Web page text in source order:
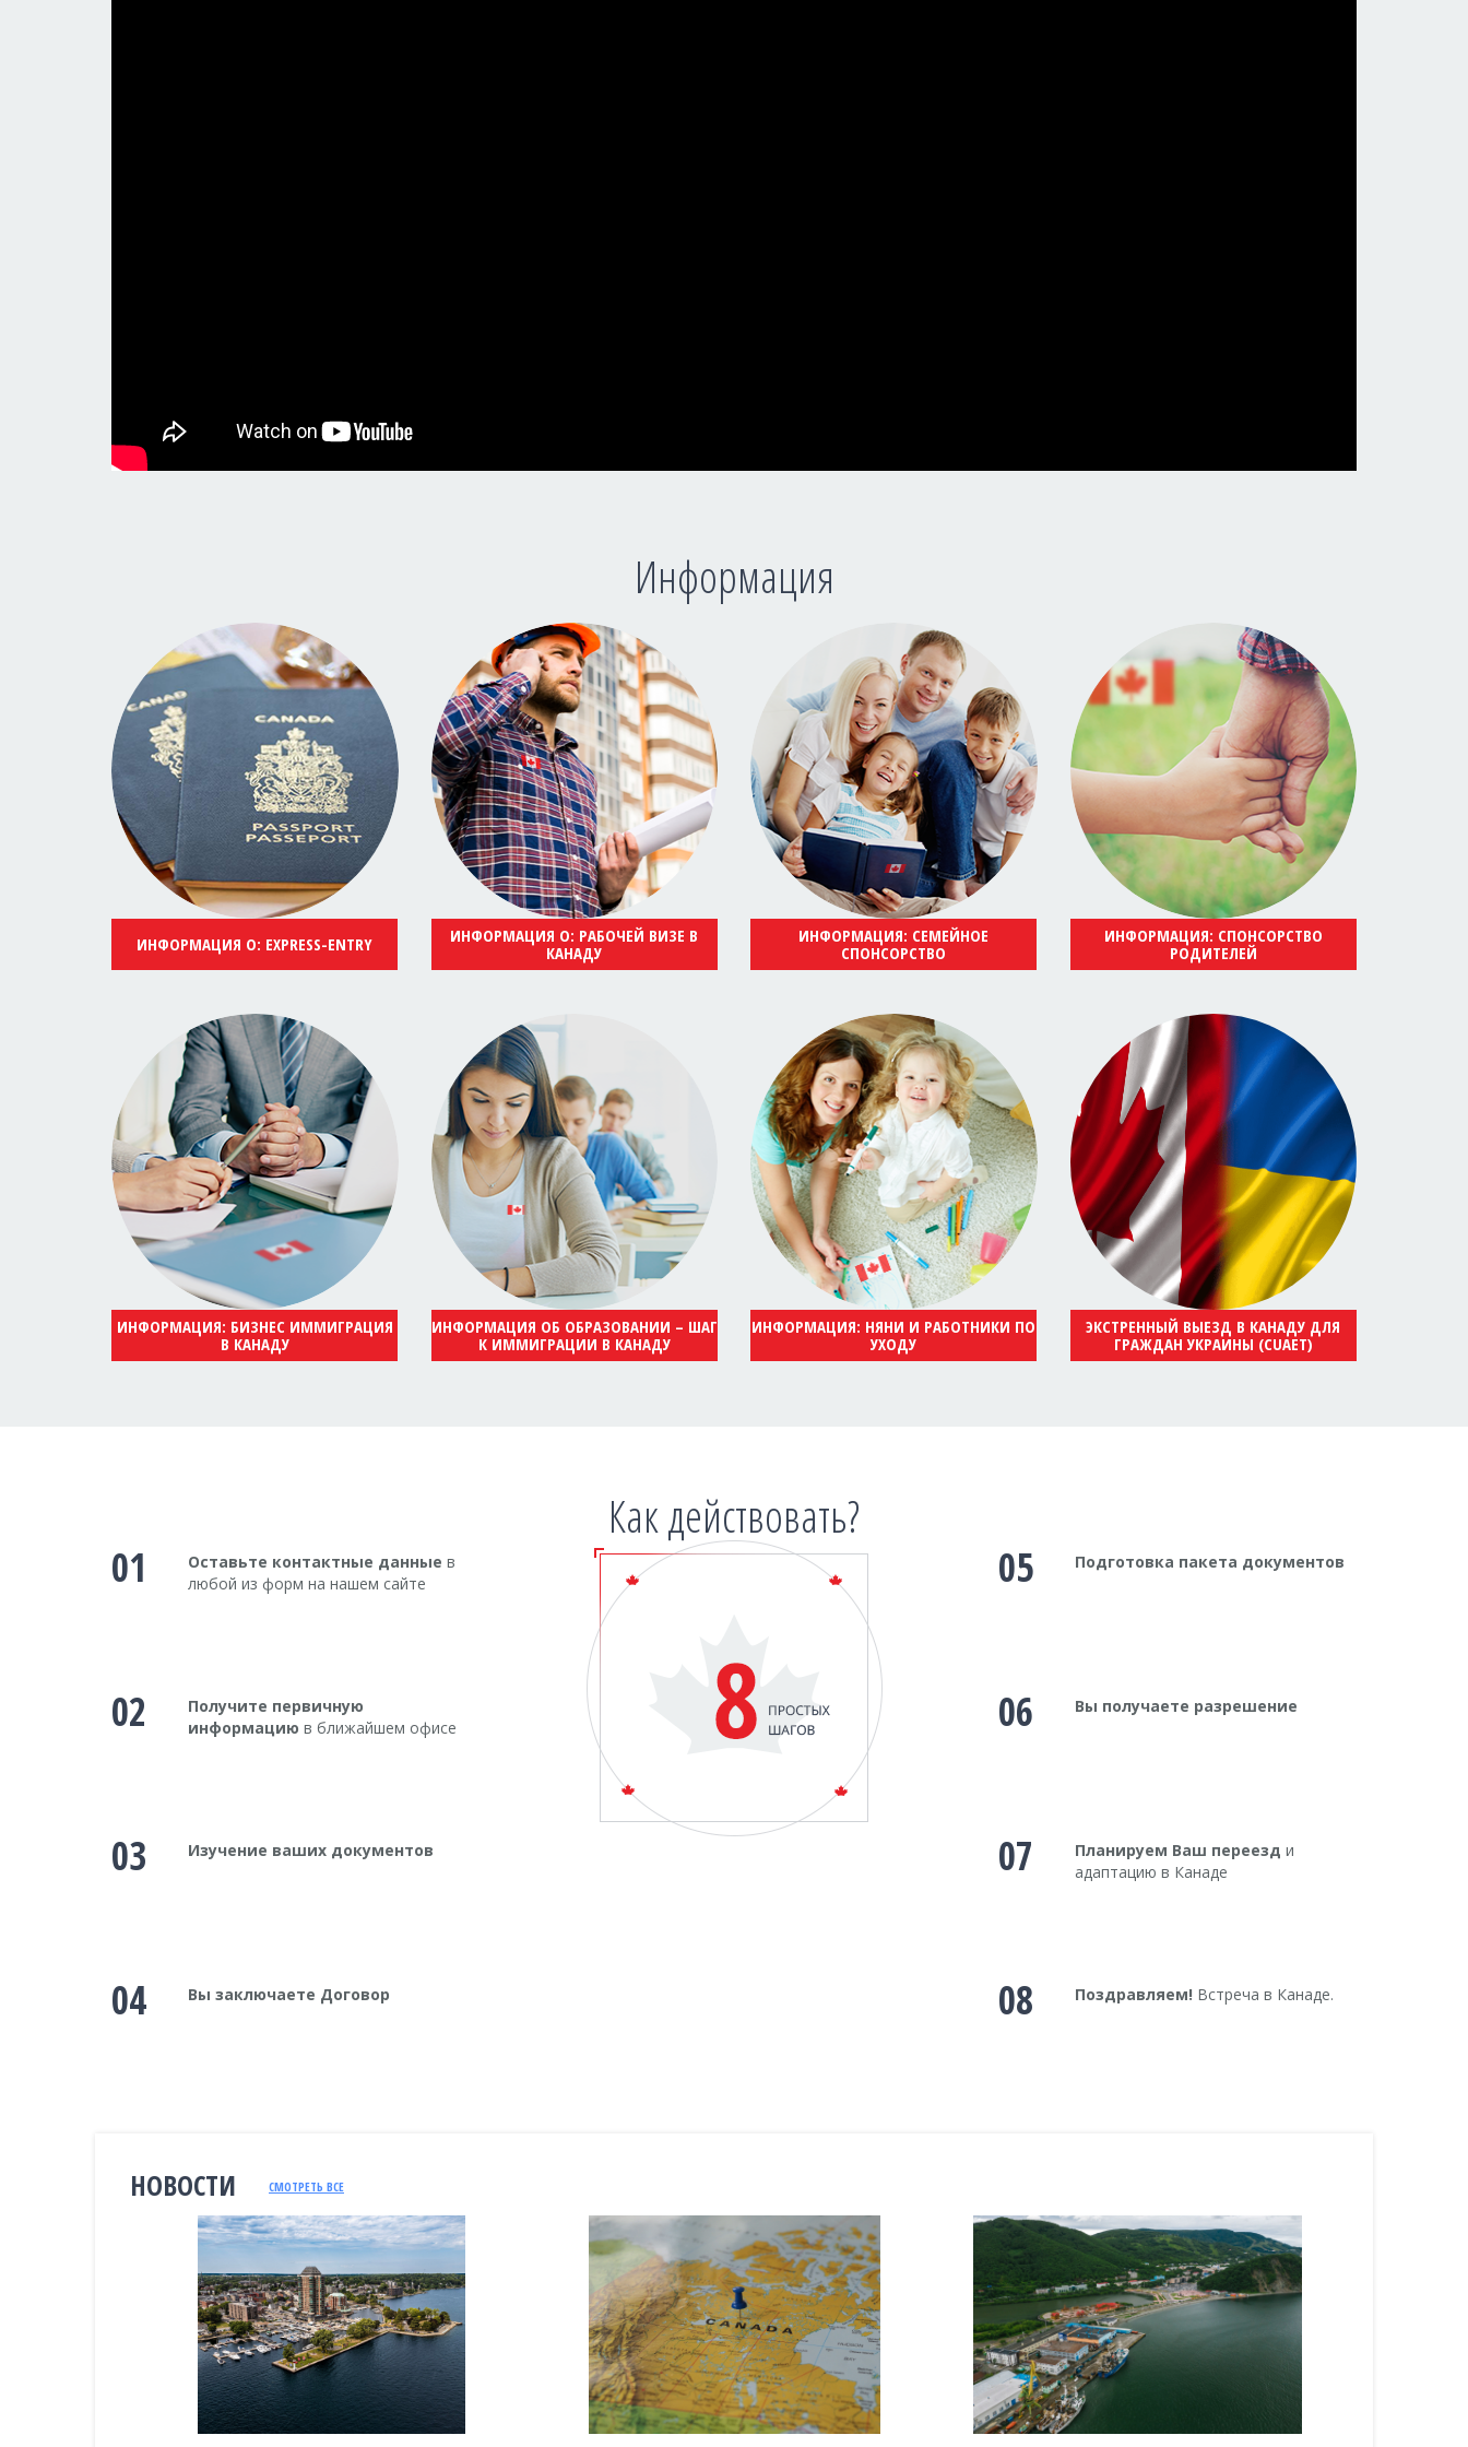
Информация
ИНФОРМАЦИЯ О: EXPRESS-ENTRY
ИНФОРМАЦИЯ О: РАБОЧЕЙ ВИЗЕ В
КАНАДУ
ИНФОРМАЦИЯ: СЕМЕЙНОЕ
СПОНСОРСТВО
ИНФОРМАЦИЯ: СПОНСОРСТВО
РОДИТЕЛЕЙ
ИНФОРМАЦИЯ: БИЗНЕС ИММИГРАЦИЯ
В КАНАДУ
ИНФОРМАЦИЯ ОБ ОБРАЗОВАНИИ – ШАГ
К ИММИГРАЦИИ В КАНАДУ
ИНФОРМАЦИЯ: НЯНИ И РАБОТНИКИ ПО
УХОДУ
ЭКСТРЕННЫЙ ВЫЕЗД В КАНАДУ ДЛЯ
ГРАЖДАН УКРАИНЫ (CUAET)
Как действовать?
01 Оставьте контактные данные в
любой из форм на нашем сайте
02
Получите первичную
информацию в ближайшем офисе
03 Изучение ваших документов
04 Вы заключаете Договор
05 Подготовка пакета документов
06 Вы получаете разрешение
07 Планируем Ваш переезд и
адаптацию в Канаде
08 Поздравляем! Встреча в Канаде.
НОВОСТИ СМОТРЕТЬ ВСЕ